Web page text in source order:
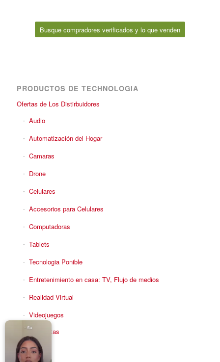
Busque compradores verificados y lo que venden
PRODUCTOS DE TECHNOLOGIA
Ofertas de Los Distirbuidores
Audio
Automatización del Hogar
Camaras
Drone
Celulares
Accesorios para Celulares
Computadoras
Tablets
Tecnologia Ponible
Entretenimiento en casa: TV, Flujo de medios
Realidad Virtual
Videojuegos
Reciba Ofertas